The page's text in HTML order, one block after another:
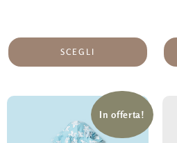
SCEGLI
In offerta!